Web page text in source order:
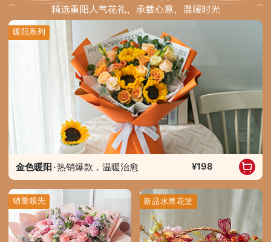
暖阳系列
金色暖阳 ·热销爆款，温暖治愈 198
销量领先 新品水果花篮